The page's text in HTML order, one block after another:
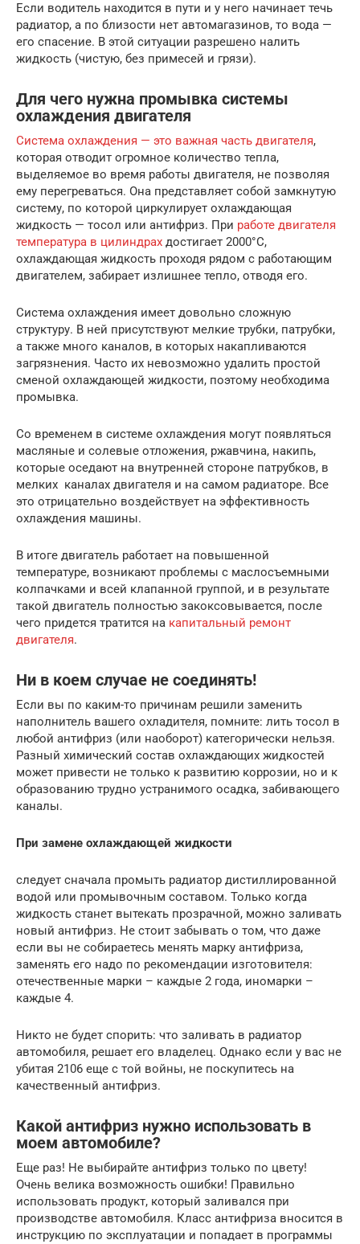
Если водитель находится в пути и у него начинает течь
радиатор, а по близости нет автомагазинов, то вода —
его спасение. В этой ситуации разрешено налить
жидкость (чистую, без примесей и грязи).
Для чего нужна промывка системы
охлаждения двигателя
Система охлаждения — это важная часть двигателя,
которая отводит огромное количество тепла,
выделяемое во время работы двигателя, не позволяя
ему перегреваться. Она представляет собой замкнутую
систему, по которой циркулирует охлаждающая
жидкость — тосол или антифриз. При работе двигателя
температура в цилиндрах достигает 2000°C,
охлаждающая жидкость проходя рядом с работающим
двигателем, забирает излишнее тепло, отводя его.
Система охлаждения имеет довольно сложную
структуру. В ней присутствуют мелкие трубки, патрубки,
а также много каналов, в которых накапливаются
загрязнения. Часто их невозможно удалить простой
сменой охлаждающей жидкости, поэтому необходима
промывка.
Со временем в системе охлаждения могут появляться
масляные и солевые отложения, ржавчина, накипь,
которые оседают на внутренней стороне патрубков, в
мелких каналах двигателя и на самом радиаторе. Все
это отрицательно воздействует на эффективность
охлаждения машины.
В итоге двигатель работает на повышенной
температуре, возникают проблемы с маслосъемными
колпачками и всей клапанной группой, и в результате
такой двигатель полностью закоксовывается, после
чего придется тратится на капитальный ремонт
двигателя.
Ни в коем случае не соединять!
Если вы по каким-то причинам решили заменить
наполнитель вашего охладителя, помните: лить тосол в
любой антифриз (или наоборот) категорически нельзя.
Разный химический состав охлаждающих жидкостей
может привести не только к развитию коррозии, но и к
образованию трудно устранимого осадка, забивающего
каналы.
При замене охлаждающей жидкости
следует сначала промыть радиатор дистиллированной
водой или промывочным составом. Только когда
жидкость станет вытекать прозрачной, можно заливать
новый антифриз. Не стоит забывать о том, что даже
если вы не собираетесь менять марку антифриза,
заменять его надо по рекомендации изготовителя:
отечественные марки – каждые 2 года, иномарки –
каждые 4.
Никто не будет спорить: что заливать в радиатор
автомобиля, решает его владелец. Однако если у вас не
убитая 2106 еще с той войны, не поскупитесь на
качественный антифриз.
Какой антифриз нужно использовать в
моем автомобиле?
Еще раз! Не выбирайте антифриз только по цвету!
Очень велика возможность ошибки! Правильно
использовать продукт, который заливался при
производстве автомобиля. Класс антифриза вносится в
инструкцию по эксплуатации и попадает в программы